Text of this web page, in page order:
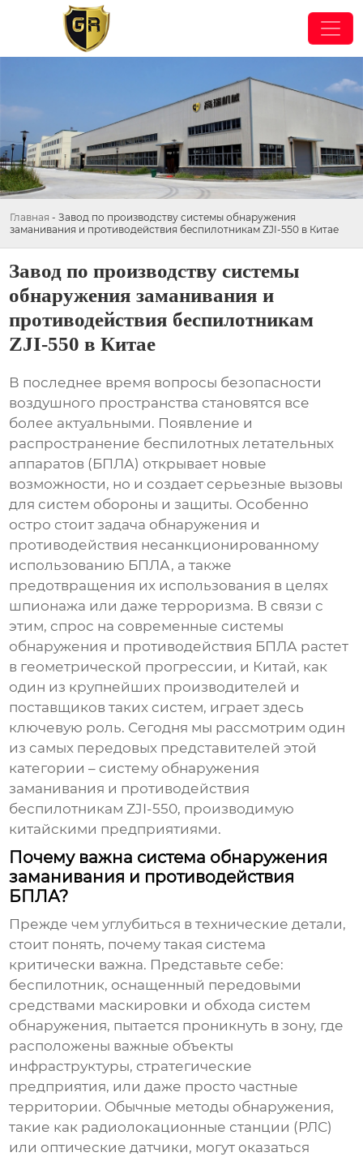
Главная - Завод по производству системы обнаружения
заманивания и противодействия беспилотникам ZJI-550 в Китае
Завод по производству системы
обнаружения заманивания и
противодействия беспилотникам
ZJI-550 в Китае
В последнее время вопросы безопасности
воздушного пространства становятся все
более актуальными. Появление и
распространение беспилотных летательных
аппаратов (БПЛА) открывает новые
возможности, но и создает серьезные вызовы
для систем обороны и защиты. Особенно
остро стоит задача обнаружения и
противодействия несанкционированному
использованию БПЛА, а также
предотвращения их использования в целях
шпионажа или даже терроризма. В связи с
этим, спрос на современные системы
обнаружения и противодействия БПЛА растет
в геометрической прогрессии, и Китай, как
один из крупнейших производителей и
поставщиков таких систем, играет здесь
ключевую роль. Сегодня мы рассмотрим один
из самых передовых представителей этой
категории – систему обнаружения
заманивания и противодействия
беспилотникам ZJI-550, производимую
китайскими предприятиями.
Почему важна система обнаружения
заманивания и противодействия
БПЛА?
Прежде чем углубиться в технические детали,
стоит понять, почему такая система
критически важна. Представьте себе:
беспилотник, оснащенный передовыми
средствами маскировки и обхода систем
обнаружения, пытается проникнуть в зону, где
расположены важные объекты
инфраструктуры, стратегические
предприятия, или даже просто частные
территории. Обычные методы обнаружения,
такие как радиолокационные станции (РЛС)
или оптические датчики, могут оказаться